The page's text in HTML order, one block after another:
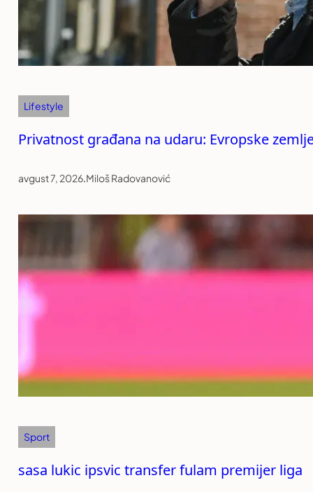
Lifestyle
Privatnost građana na udaru: Evropske
avgust 7, 2026.Miloš Radovanović
Sport
sasa lukic ipsvic transfer fulam premijer liga